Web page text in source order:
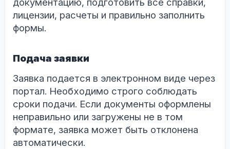
лицензии, расчеты и правильно заполнить
формы.
Подача заявки
Заявка подается в электронном виде через
портал. Необходимо строго соблюдать
сроки подачи. Если документы оформлены
неправильно или загружены не в том
формате, заявка может быть отклонена
автоматически.